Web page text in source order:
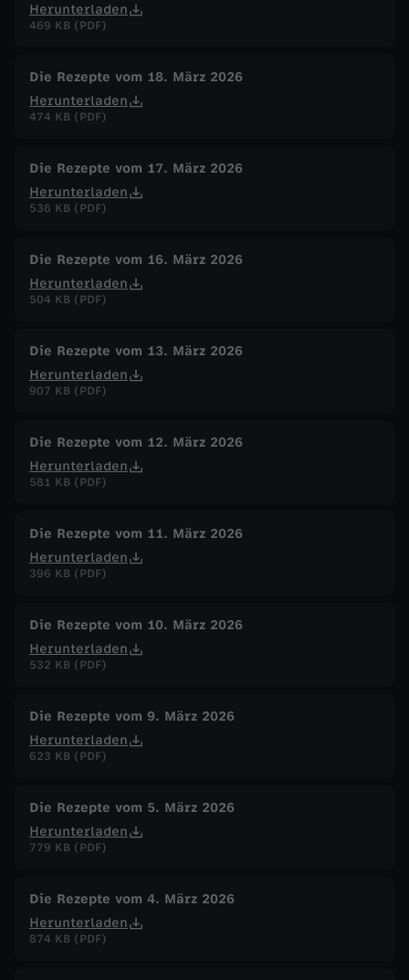
Herunterladen
469 KB (PDF)
Die Rezepte vom 18. März 2026
Herunterladen
474 KB (PDF)
Die Rezepte vom 17. März 2026
Herunterladen
536 KB (PDF)
Die Rezepte vom 16. März 2026
Herunterladen
504 KB (PDF)
Die Rezepte vom 13. März 2026
Herunterladen
907 KB (PDF)
Die Rezepte vom 12. März 2026
Herunterladen
581 KB (PDF)
Die Rezepte vom 11. März 2026
Herunterladen
396 KB (PDF)
Die Rezepte vom 10. März 2026
Herunterladen
532 KB (PDF)
Die Rezepte vom 9. März 2026
Herunterladen
623 KB (PDF)
Die Rezepte vom 5. März 2026
Herunterladen
779 KB (PDF)
Die Rezepte vom 4. März 2026
Herunterladen
874 KB (PDF)